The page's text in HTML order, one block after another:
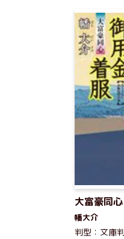
大富豪同
幡大介
判型：文庫判